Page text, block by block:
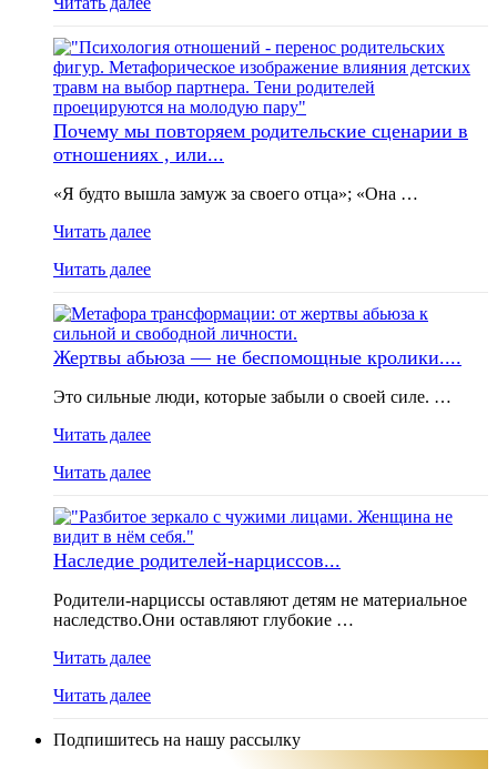
Почему мы повторяем родительские сценарии в
отношениях , или...
«Я будто вышла замуж за своего отца»; «Она …
Читать далее
Читать далее
Жертвы абьюза — не беспомощные кролики....
Это сильные люди, которые забыли о своей силе. …
Читать далее
Читать далее
Наследие родителей-нарциссов...
Родители-нарциссы оставляют детям не материальное
наследство.Они оставляют глубокие …
Читать далее
Читать далее
Подпишитесь на нашу рассылку